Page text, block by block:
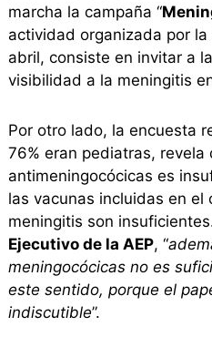
marcha la campaña “
actividad organizada por la
abril, consiste en invitar a
visibilidad a la meningitis
Por otro lado, la encuesta
76% eran pediatras,
antimeningocócicas es
las vacunas incluidas en
meningitis son
Ejecutivo de la AEP, “
meningocócicas no es
este sentido, porque el
indiscutible”.